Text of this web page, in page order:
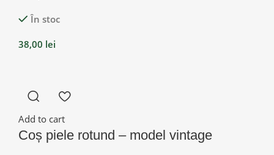
În stoc
38,00 lei
Add to cart
Coș piele rotund – model vintage